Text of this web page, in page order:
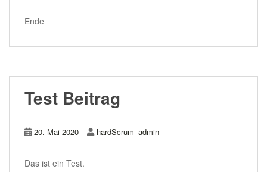
Ende
Test Beitrag
20. Mai 2020 hardScrum_admin
Das ist ein Test.